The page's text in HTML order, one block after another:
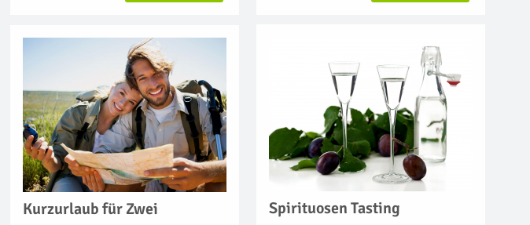
Kurzurlaub für Zwei Spirituosen Tasting